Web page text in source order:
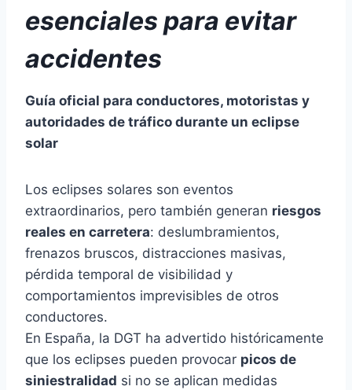
esenciales para evitar
accidentes
Guía oficial para conductores, motoristas y
autoridades de tráfico durante un eclipse
solar
Los eclipses solares son eventos
extraordinarios, pero también generan riesgos
reales en carretera: deslumbramientos,
frenazos bruscos, distracciones masivas,
pérdida temporal de visibilidad y
comportamientos imprevisibles de otros
conductores.
En España, la DGT ha advertido históricamente
que los eclipses pueden provocar picos de
siniestralidad si no se aplican medidas